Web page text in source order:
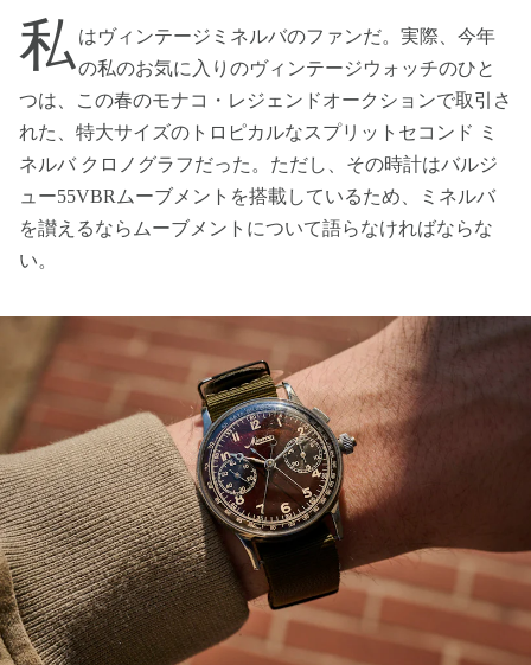
私はヴィンテージミネルバのファンだ。実際、今年
の私のお気に入りのヴィンテージウォッチのひと
つは、この春のモナコ・レジェンドオークションで取引さ
れた、特大サイズのトロピカルなスプリットセコンド ミ
ネルバ クロノグラフだった。ただし、その時計はバルジ
ュー55VBRムーブメントを搭載しているため、ミネルバ
を讃えるならムーブメントについて語らなければならな
い。